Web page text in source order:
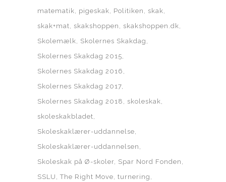
matematik
pigeskak Politiken
skak
skak+mat
skakshoppen
skakshoppen.dk
Skolemælk
Skolernes Skakdag
Skolernes Skakdag 2015
Skolernes Skakdag 2016
Skolernes Skakdag 2017
Skolernes Skakdag 2018
skoleskak
skoleskakbladet
Skoleskaklærer-uddannelse
Skoleskaklærer-uddannelsen
Skoleskak på Ø-skoler Spar Nord Fonden
SSLU
The Right Move turnering